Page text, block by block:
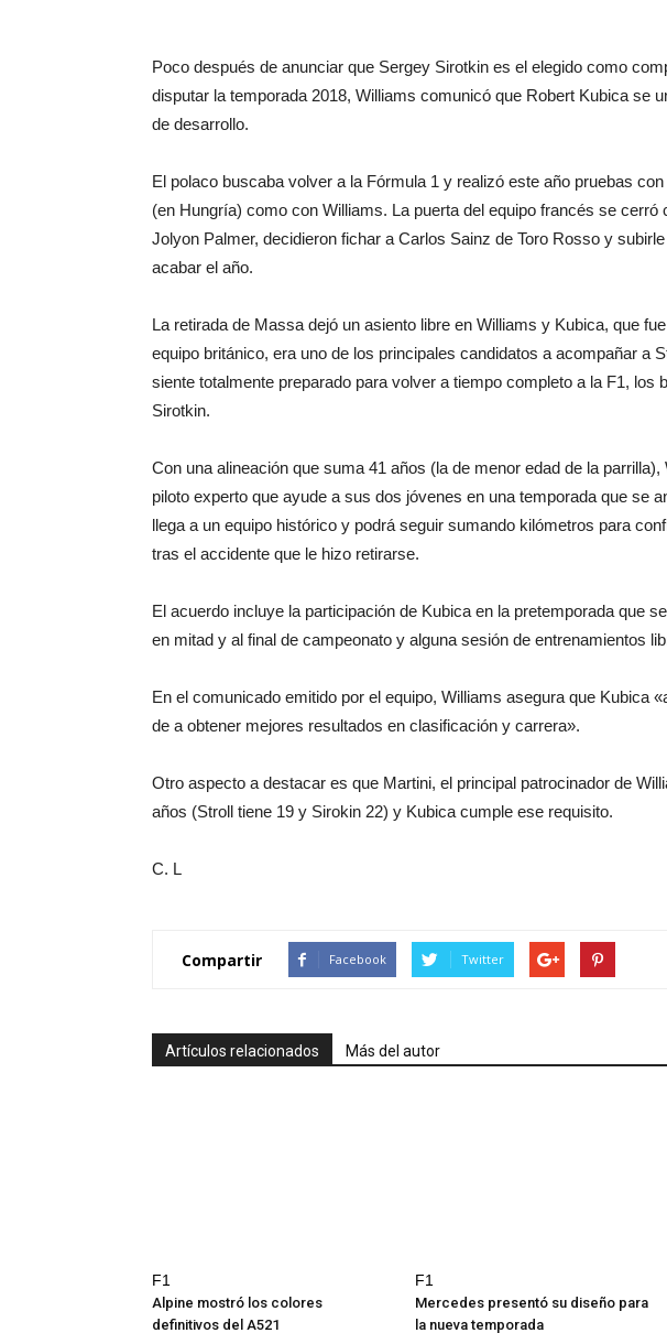
Poco después de anunciar que Sergey Sirotkin es el elegido como
disputar la temporada 2018, Williams comunicó que Robert Kubica se
de desarrollo.
El polaco buscaba volver a la Fórmula 1 y realizó este año pruebas
(en Hungría) como con Williams. La puerta del equipo francés se cerró
Jolyon Palmer, decidieron fichar a Carlos Sainz de Toro Rosso y
acabar el año.
La retirada de Massa dejó un asiento libre en Williams y Kubica, que
equipo británico, era uno de los principales candidatos a acompañar a
siente totalmente preparado para volver a tiempo completo a la F1, los
Sirotkin.
Con una alineación que suma 41 años (la de menor edad de la
piloto experto que ayude a sus dos jóvenes en una temporada que se
llega a un equipo histórico y podrá seguir sumando kilómetros para
tras el accidente que le hizo retirarse.
El acuerdo incluye la participación de Kubica en la pretemporada que
en mitad y al final de campeonato y alguna sesión de entrenamientos
En el comunicado emitido por el equipo, Williams asegura que Kubica
de a obtener mejores resultados en clasificación y carrera».
Otro aspecto a destacar es que Martini, el principal patrocinador de
años (Stroll tiene 19 y Sirokin 22) y Kubica cumple ese requisito.
C. L
Compartir Facebook Twitter
Artículos relacionados Más del autor
F1
Alpine mostró los colores
definitivos del A521
F1
Mercedes presentó su diseño para
la nueva temporada